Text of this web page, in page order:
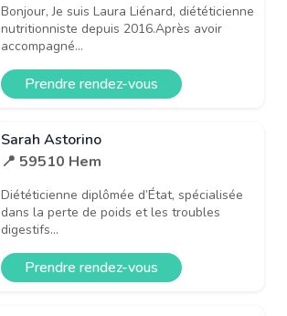
Bonjour, Je suis Laura Liénard, diététicienne
nutritionniste depuis 2016.Après avoir
accompagné...
Prendre rendez-vous
Sarah Astorino
📍 59510 Hem
Diététicienne diplômée d’État, spécialisée
dans la perte de poids et les troubles
digestifs...
Prendre rendez-vous